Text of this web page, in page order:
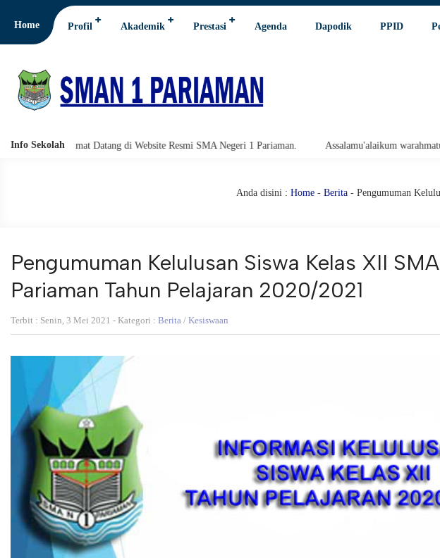
Home Profil Akademik Prestasi Agenda Dapodik PPID
Info Sekolah
Selamat Datang di Website Resmi SMA Negeri 1 Pariaman. Assalamu'alaikum warahmatullahi
Anda disini : Home- Berita- Pengumuman
Pengumuman Kelulusan Siswa Kelas XII
Pariaman Tahun Pelajaran 2020/2021
Terbit : Senin, 3 Mei 2021 - Kategori : Berita / Kesiswaan